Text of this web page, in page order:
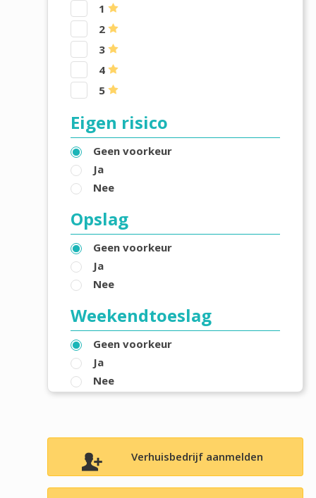
1
2
3
4
5
Eigen risico
Geen voorkeur
Ja
Nee
Opslag
Geen voorkeur
Ja
Nee
Weekendtoeslag
Geen voorkeur
Ja
Nee
Verhuisbedrijf aanmelden